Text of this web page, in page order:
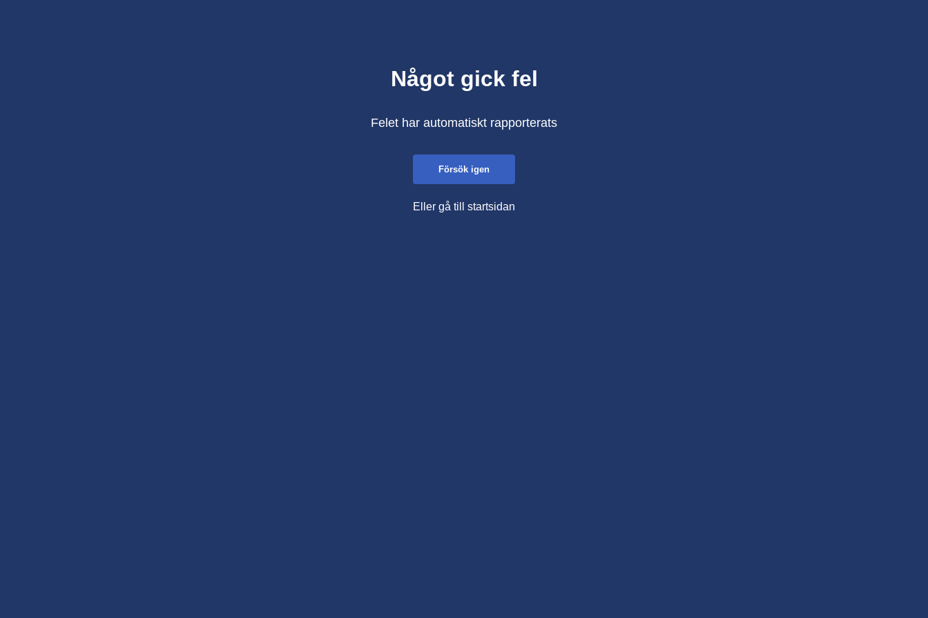
Något gick fel
Felet har automatiskt rapporterats
Försök igen
Eller gå till startsidan